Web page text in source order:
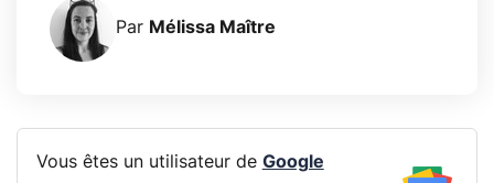
Par Mélissa Maître
Vous êtes un utilisateur de Google